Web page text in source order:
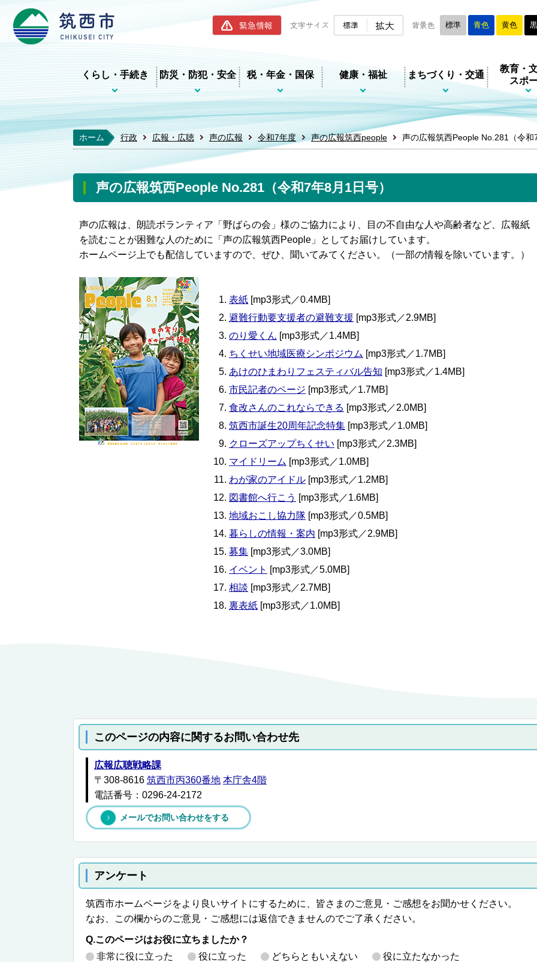
筑西市ホームページ
緊急情報 文字サイズ 標準 拡大 背景色 標準 青色 黄色
くらし・手続き 防災・防犯・安全 税・年金・国保 健康・福祉 まちづくり・交通
教育・
スポ
ホーム 行政 広報・広聴 声の広報 令和7年度 声の広報筑西people 声の広報筑西People No.281（令和
声の広報筑西People No.281（令和7年8月1日号）
声の広報は、朗読ボランティア「野ばらの会」様のご協力により、目の不自由な人や高齢者など、広報紙
を読むことが困難な人のために「声の広報筑西People」としてお届けしています。
ホームページ上でも配信していますので、ぜひ、聞いてみてください。（一部の情報を除いています。）
表紙 [mp3形式／0.4MB]
避難行動要支援者の避難支援 [mp3形式／2.9MB]
のり愛くん [mp3形式／1.4MB]
ちくせい地域医療シンポジウム [mp3形式／1.7MB]
あけのひまわりフェスティバル告知 [mp3形式／1.4MB]
市民記者のページ [mp3形式／1.7MB]
食改さんのこれならできる [mp3形式／2.0MB]
筑西市誕生20周年記念特集 [mp3形式／1.0MB]
クローズアップちくせい [mp3形式／2.3MB]
マイドリーム [mp3形式／1.0MB]
わが家のアイドル [mp3形式／1.2MB]
図書館へ行こう [mp3形式／1.6MB]
地域おこし協力隊 [mp3形式／0.5MB]
暮らしの情報・案内 [mp3形式／2.9MB]
募集 [mp3形式／3.0MB]
イベント [mp3形式／5.0MB]
相談 [mp3形式／2.7MB]
裏表紙 [mp3形式／1.0MB]
このページの内容に関するお問い合わせ先
広報広聴戦略課
〒308-8616 筑西市丙360番地 本庁舎4階
電話番号：0296-24-2172
メールでお問い合わせをする
アンケート
筑西市ホームページをより良いサイトにするために、皆さまのご意見・ご感想をお聞かせください。
なお、この欄からのご意見・ご感想には返信できませんのでご了承ください。
Q.このページはお役に立ちましたか？
非常に役に立った
役に立った どちらともいえない 役に立たなかった